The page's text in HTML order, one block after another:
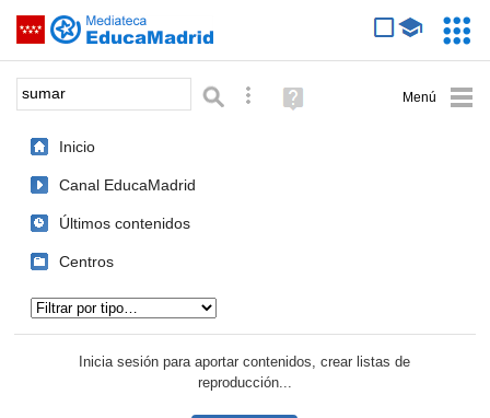
Saltar navegación
Palabra o frase: Búsqueda avanzada
Ayuda
(en
Inicio
Canal EducaMadrid
Últimos contenidos
Centros
Inicia sesión para aportar contenidos, crear listas de
reproducción...